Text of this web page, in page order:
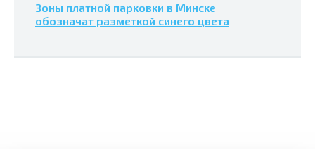
Зоны платной парковки в Минске
обозначат разметкой синего цвета